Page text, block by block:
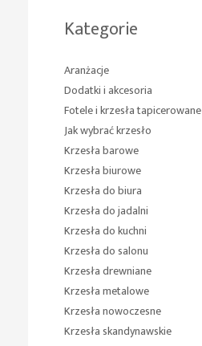
Kategorie
Aranżacje
Dodatki i akcesoria
Fotele i krzesła tapicerowane
Jak wybrać krzesło
Krzesła barowe
Krzesła biurowe
Krzesła do biura
Krzesła do jadalni
Krzesła do kuchni
Krzesła do salonu
Krzesła drewniane
Krzesła metalowe
Krzesła nowoczesne
Krzesła skandynawskie